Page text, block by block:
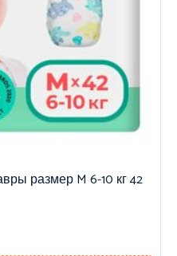
размер M 6-10 кг 42